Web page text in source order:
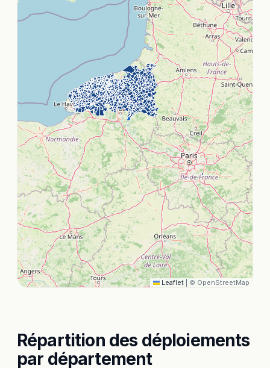
Leaflet © OpenStreetMap
Répartition des déploiements
par département